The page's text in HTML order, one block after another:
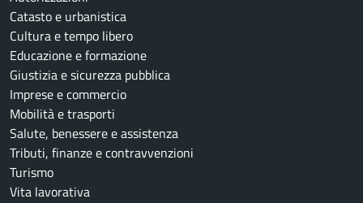
Catasto e urbanistica
Cultura e tempo libero
Educazione e formazione
Giustizia e sicurezza pubblica
Imprese e commercio
Mobilità e trasporti
Salute, benessere e assistenza
Tributi, finanze e contravvenzioni
Turismo
Vita lavorativa